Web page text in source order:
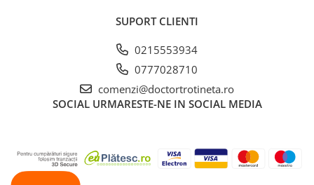
SUPORT CLIENTI
0215553934
0777028710
comenzi@doctortrotineta.ro
SOCIAL URMARESTE-NE IN SOCIAL MEDIA